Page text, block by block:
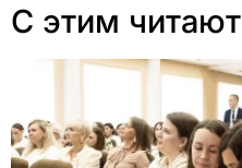
С этим читают